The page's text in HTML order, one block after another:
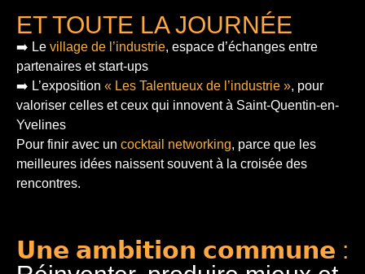
ET TOUTE LA JOURNÉE
➡️ Le village de l’industrie, espace d’échanges entre
partenaires et start-ups
➡️ L’exposition « Les Talentueux de l’industrie », pour
valoriser celles et ceux qui innovent à Saint-Quentin-en-
Yvelines
Pour finir avec un cocktail networking, parce que les
meilleures idées naissent souvent à la croisée des
rencontres.
𝗨𝗻𝗲 𝗮𝗺𝗯𝗶𝘁𝗶𝗼𝗻 𝗰𝗼𝗺𝗺𝘂𝗻𝗲 :